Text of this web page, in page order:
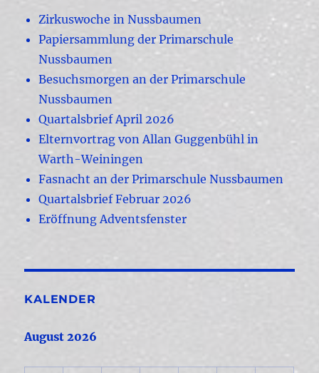
Zirkuswoche in Nussbaumen
Papiersammlung der Primarschule
Nussbaumen
Besuchsmorgen an der Primarschule
Nussbaumen
Quartalsbrief April 2026
Elternvortrag von Allan Guggenbühl in
Warth-Weiningen
Fasnacht an der Primarschule Nussbaumen
Quartalsbrief Februar 2026
Eröffnung Adventsfenster
KALENDER
August 2026